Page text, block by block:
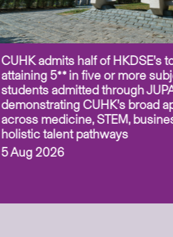
CUHK admits half of HKDSE’s
attaining 5** in five or more
students admitted through
demonstrating CUHK’s broad
across medicine, STEM,
holistic talent pathways
5 Aug 2026